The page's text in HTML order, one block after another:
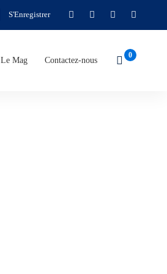
S'Enregistrer
Le Mag Contactez-nous